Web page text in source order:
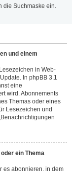
die Suchmaske ein.
und einem
in Web-
In phpBB 3.1
eine
wird. Abonnements
Themas oder eines
Lesezeichen und
ein Thema
es abonnieren, in dem